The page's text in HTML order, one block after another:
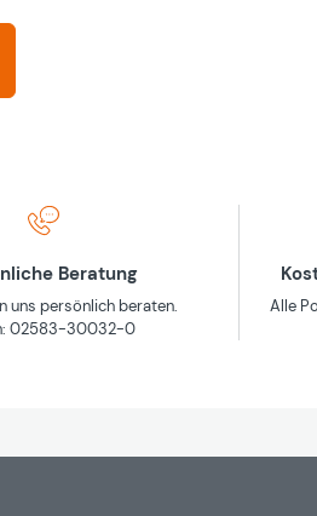
Beratung
uns persönlich beraten.
02583-30032-0
Alle